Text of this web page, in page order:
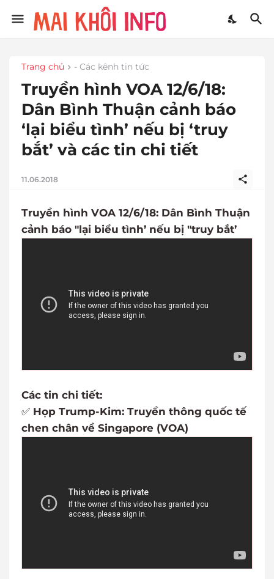
Trang chủ - Các kênh tin tức
Truyền hình VOA 12/6/18:
Dân Bình Thuận cảnh báo
‘lại biểu tình’ nếu bị ‘truy
bắt’ và các tin chi tiết
11.06.2018
Truyền hình VOA 12/6/18: Dân Bình Thuận
cảnh báo "lại biểu tình’ nếu bị "truy bắt’
Các tin chi tiết:
✅ Họp Trump-Kim: Truyền thông quốc tế
chen chân về Singapore (VOA)